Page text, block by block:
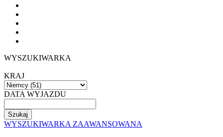
WYSZUKIWARKA
KRAJ
DATA WYJAZDU
WYSZUKIWARKA ZAAWANSOWANA